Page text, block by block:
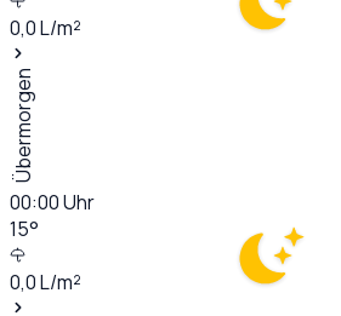
0,0L/m²
Übermorgen
00:00Uhr
15°
0,0L/m²